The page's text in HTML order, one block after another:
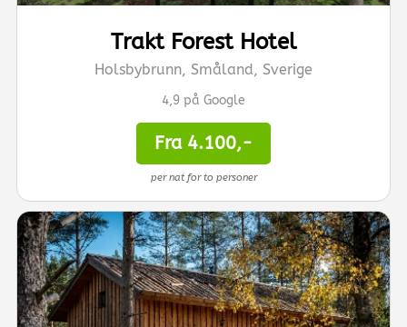
Trakt Forest Hotel
Holsbybrunn, Småland, Sverige
4,9 på Google
Fra 4.100,-
per nat for to personer